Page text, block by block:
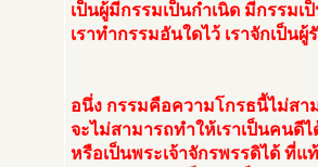
เป็นผู้มีกรรมเป็นกำเนิด มีกรรมเ
เราทำกรรมอันใดไว้ เราจักเป็น
อนึ่ง กรรมคือความโกรธนี้ไม่สา
จะไม่สามารถทำให้เราเป็นคนดี
หรือเป็นพระเจ้าจักรพรรดิได้ ที่